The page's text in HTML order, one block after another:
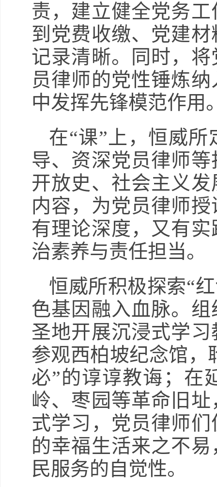
责，建立健全党务
到党费收缴、党建
记录清晰。同时，
员律师的党性锤炼
中发挥先锋模范作用
在“课”上，恒威
导、资深党员律师
开放史、社会主义
内容，为党员律师
有理论深度，又有
治素养与责任担当。
恒威所积极探索“
色基因融入血脉。
圣地开展沉浸式学
参观西柏坡纪念馆，
必”的谆谆教诲；在
岭、枣园等革命旧
式学习，党员律师
的幸福生活来之不
民服务的自觉性。